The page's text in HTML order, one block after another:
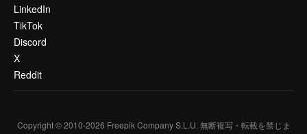
LinkedIn
TikTok
Discord
X
Reddit
Copyright © 2010-2026 Freepik Company S.L.U. 無断複写・転載を禁じま